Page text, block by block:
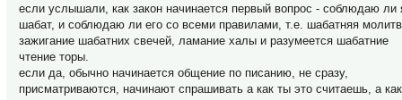
если услышали, как закон начинается первый вопрос - соблюдаю ли
шабат, и соблюдаю ли его со всеми правилами, т.е. шабатняя
зажигание шабатних свечей, ламание халы и разумеется шабатние
чтение торы.
если да, обычно начинается общение по писанию, не сразу,
присматриваются, начинают спрашивать а как ты это считаешь, а как